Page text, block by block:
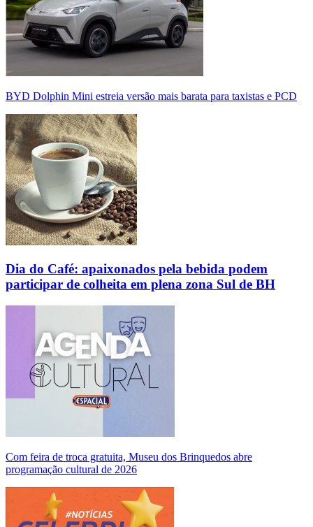
BYD Dolphin Mini estreia versão mais barata para taxistas e PCD
Dia do Café: apaixonados pela bebida podem
participar de colheita em plena zona Sul de BH
Com feira de troca gratuita, Museu dos Brinquedos abre
programação cultural de 2026